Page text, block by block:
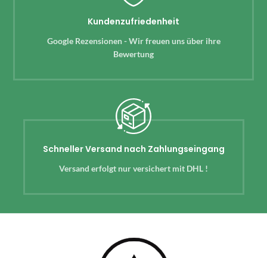
Kundenzufriedenheit
Google Rezensionen - Wir freuen uns über ihre
Bewertung
Schneller Versand nach Zahlungseingang
Versand erfolgt nur versichert mit DHL !